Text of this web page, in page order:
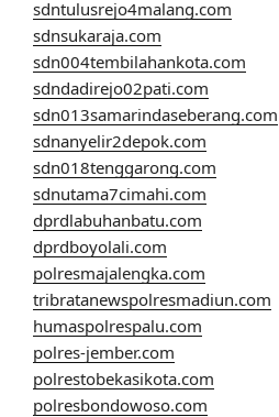
sdntulusrejo4malang.com
sdnsukaraja.com
sdn004tembilahankota.com
sdndadirejo02pati.com
sdn013samarindaseberang.com
sdnanyelir2depok.com
sdn018tenggarong.com
sdnutama7cimahi.com
dprdlabuhanbatu.com
dprdboyolali.com
polresmajalengka.com
tribratanewspolresmadiun.com
humaspolrespalu.com
polres-jember.com
polrestobekasikota.com
polresbondowoso.com